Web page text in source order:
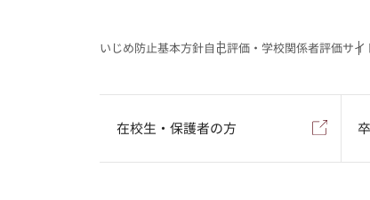
いじめ防止基本方針自己評価・学校関係者評価サイ
在校生・保護者の方